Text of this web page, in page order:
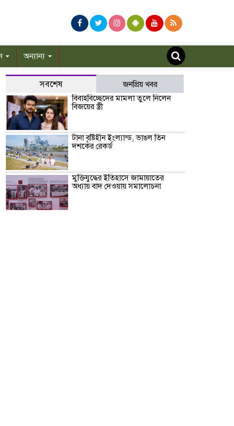
অন্যান্য
সবশেষ
জনপ্রিয় খবর
বিবাহবিচ্ছেদের মামলা তুলে নিলেন
বিজয়ের স্ত্রী
টানা বৃষ্টিহীন ইংল্যান্ড, ভাঙল তিন
দশকের রেকর্ড
মুক্তিযুদ্ধের ইতিহাসে জামায়াতের
অধ্যায় বাদ দেওয়ায় সমালোচনা